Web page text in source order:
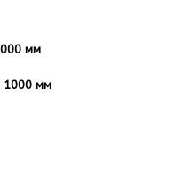
мм
1000 мм